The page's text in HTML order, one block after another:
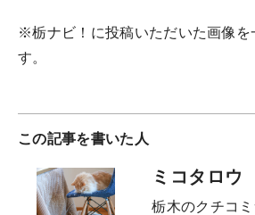
※栃ナビ！に投稿いただいた画像を
す。
この記事を書いた人
ミコタロウ
栃木のクチコ